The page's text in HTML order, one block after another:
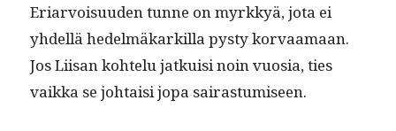
Eri­ar­voisu­u­den tunne on myrkkyä, jota ei
yhdel­lä hedelmäkarkil­la pysty kor­vaa­maan.
Jos Liisan kohtelu jatkuisi noin vuosia, ties
vaik­ka se johtaisi jopa sairastumiseen.